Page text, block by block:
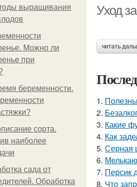
выращивания
Можно ли
при
беременности.
сорта.
наиболее
сада от
Обработка
Уход
читать
1.
2.
3. Какие
4. Как
5. Серная
6.
7. Персик
8. Что